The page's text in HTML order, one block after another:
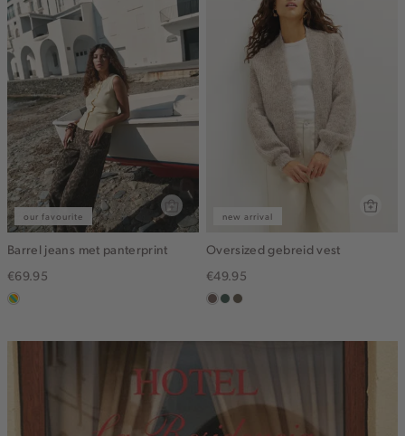
our favourite
Barrel jeans met panterprint
€69.95
meerkleurig
new arrival
Oversized gebreid vest
€49.95
taupe
groen,
bruin